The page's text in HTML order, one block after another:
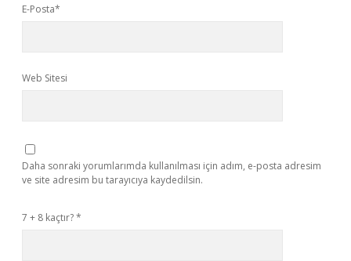
E-Posta*
Web Sitesi
Daha sonraki yorumlarımda kullanılması için adım, e-posta adresim
ve site adresim bu tarayıcıya kaydedilsin.
7 + 8 kaçtır?*